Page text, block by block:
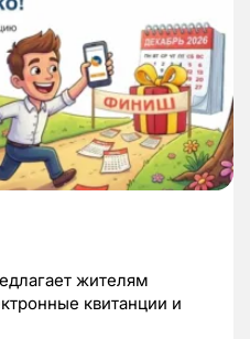
жителям
квитанции и